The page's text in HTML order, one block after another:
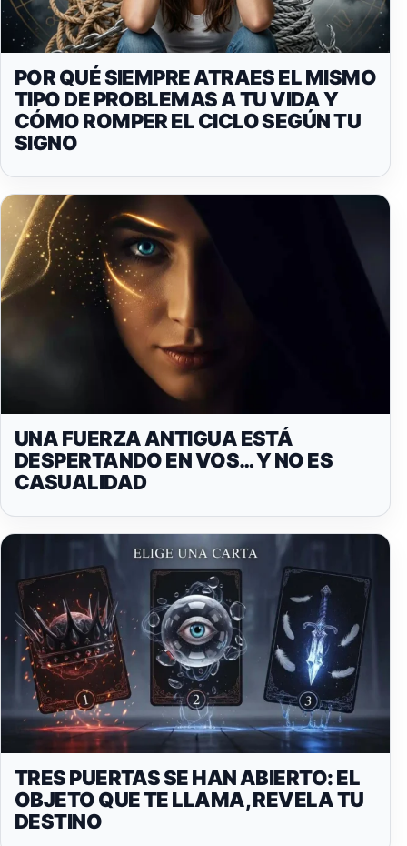
POR QUÉ SIEMPRE ATRAES EL MISMO
TIPO DE PROBLEMAS A TU VIDA Y
CÓMO ROMPER EL CICLO SEGÚN TU
SIGNO
UNA FUERZA ANTIGUA ESTÁ
DESPERTANDO EN VOS… Y NO ES
CASUALIDAD
TRES PUERTAS SE HAN ABIERTO: EL
OBJETO QUE TE LLAMA, REVELA TU
DESTINO